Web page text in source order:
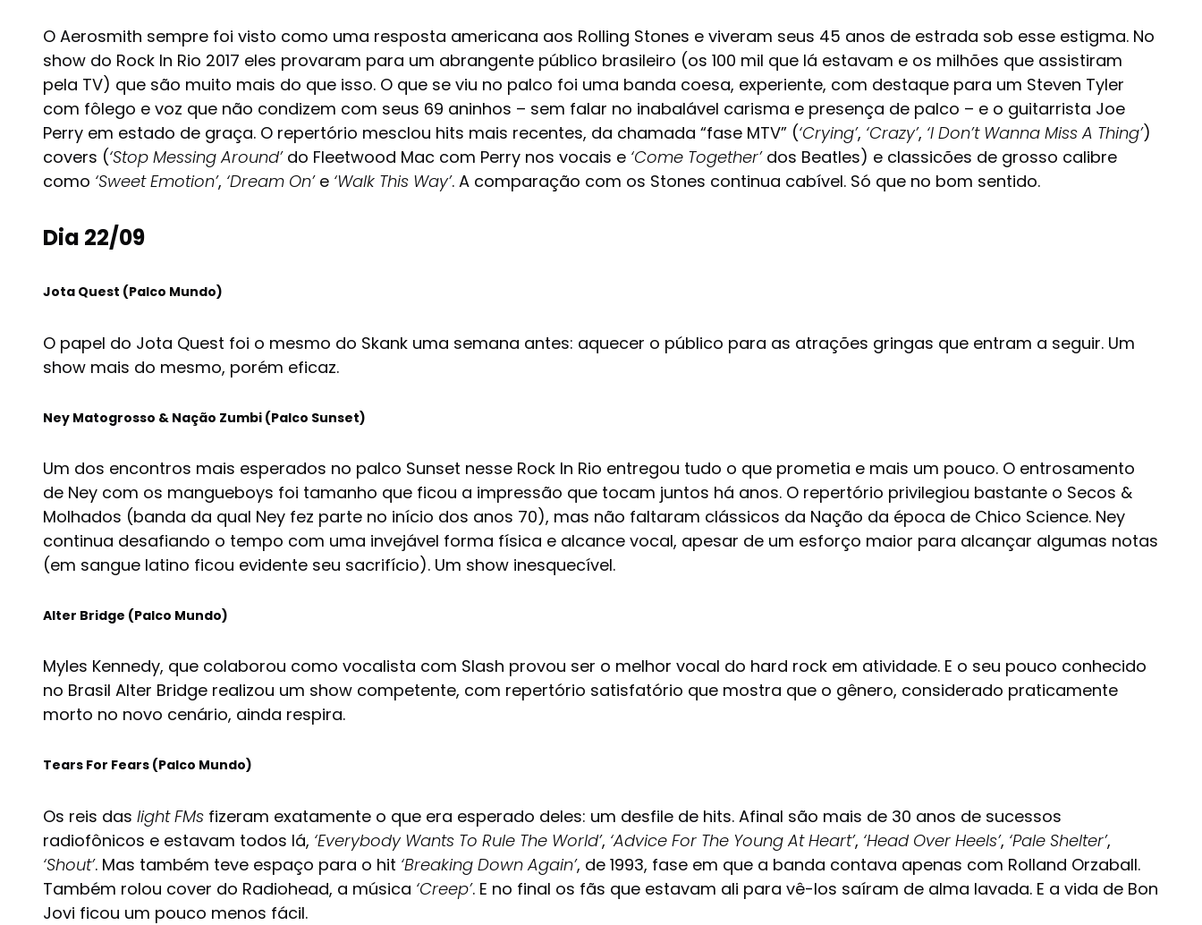
O Aerosmith sempre foi visto como uma resposta americana aos Rolling Stones e viveram seus 45 anos de estrada sob esse estigma. No
show do Rock In Rio 2017 eles provaram para um abrangente público brasileiro (os 100 mil que lá estavam e os milhões que assistiram
pela TV) que são muito mais do que isso. O que se viu no palco foi uma banda coesa, experiente, com destaque para um Steven Tyler
com fôlego e voz que não condizem com seus 69 aninhos – sem falar no inabalável carisma e presença de palco – e o guitarrista Joe
Perry em estado de graça. O repertório mesclou hits mais recentes, da chamada “fase MTV” (‘Crying’, ‘Crazy’, ‘I Don’t Wanna Miss A Thing’)
covers (‘Stop Messing Around’do Fleetwood Mac com Perry nos vocais e ‘Come Together’dos Beatles) e classicões de grosso calibre
como ‘Sweet Emotion’, ‘Dream On’e ‘Walk This Way’. A comparação com os Stones continua cabível. Só que no bom sentido.
Dia 22/09
Jota Quest (Palco Mundo)
O papel do Jota Quest foi o mesmo do Skank uma semana antes: aquecer o público para as atrações gringas que entram a seguir. Um
show mais do mesmo, porém eficaz.
Ney Matogrosso & Nação Zumbi (Palco Sunset)
Um dos encontros mais esperados no palco Sunset nesse Rock In Rio entregou tudo o que prometia e mais um pouco. O entrosamento
de Ney com os mangueboys foi tamanho que ficou a impressão que tocam juntos há anos. O repertório privilegiou bastante o Secos &
Molhados (banda da qual Ney fez parte no início dos anos 70), mas não faltaram clássicos da Nação da época de Chico Science. Ney
continua desafiando o tempo com uma invejável forma física e alcance vocal, apesar de um esforço maior para alcançar algumas notas
(em sangue latino ficou evidente seu sacrifício). Um show inesquecível.
Alter Bridge (Palco Mundo)
Myles Kennedy, que colaborou como vocalista com Slash provou ser o melhor vocal do hard rock em atividade. E o seu pouco conhecido
no Brasil Alter Bridge realizou um show competente, com repertório satisfatório que mostra que o gênero, considerado praticamente
morto no novo cenário, ainda respira.
Tears For Fears (Palco Mundo)
Os reis das light FMs fizeram exatamente o que era esperado deles: um desfile de hits. Afinal são mais de 30 anos de sucessos
radiofônicos e estavam todos lá, ‘Everybody Wants To Rule The World’, ‘Advice For The Young At Heart’, ‘Head Over Heels’, ‘Pale Shelter’,
‘Shout’. Mas também teve espaço para o hit ‘Breaking Down Again’, de 1993, fase em que a banda contava apenas com Rolland Orzaball.
Também rolou cover do Radiohead, a música ‘Creep’. E no final os fãs que estavam ali para vê-los saíram de alma lavada. E a vida de Bon
Jovi ficou um pouco menos fácil.